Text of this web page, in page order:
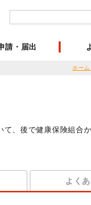
請・届出
ホーム
、後で健康保険組合
よく